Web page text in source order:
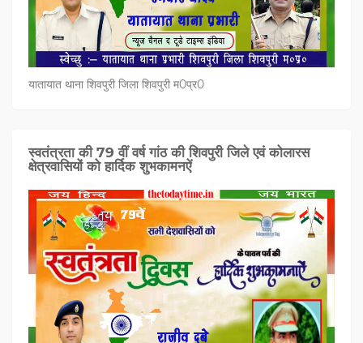
यातायात थाना शिवपुरी जिला शिवपुरी म0प्र0
स्वतंत्रता की 79 वीं वर्ष गांठ की शिवपुरी जिले एवं कोलारस
क्षेत्रवासियों को हार्दिक शुभकामनऐं